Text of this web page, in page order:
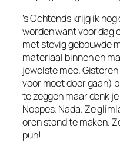
’s Ochtends krijg ik
worden want voor dag
met stevig gebouwde
materiaal binnen en
jewelste mee.
voor moet door gaan)
te zeggen maar denk
Noppes. Nada. Ze
oren stond te maken.
puh!